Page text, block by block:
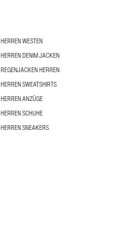
HERREN WESTEN
HERREN DENIM JACKEN
REGENJACKEN HERREN
HERREN SWEATSHIRTS
HERREN ANZÜGE
HERREN SCHUHE
HERREN SNEAKERS